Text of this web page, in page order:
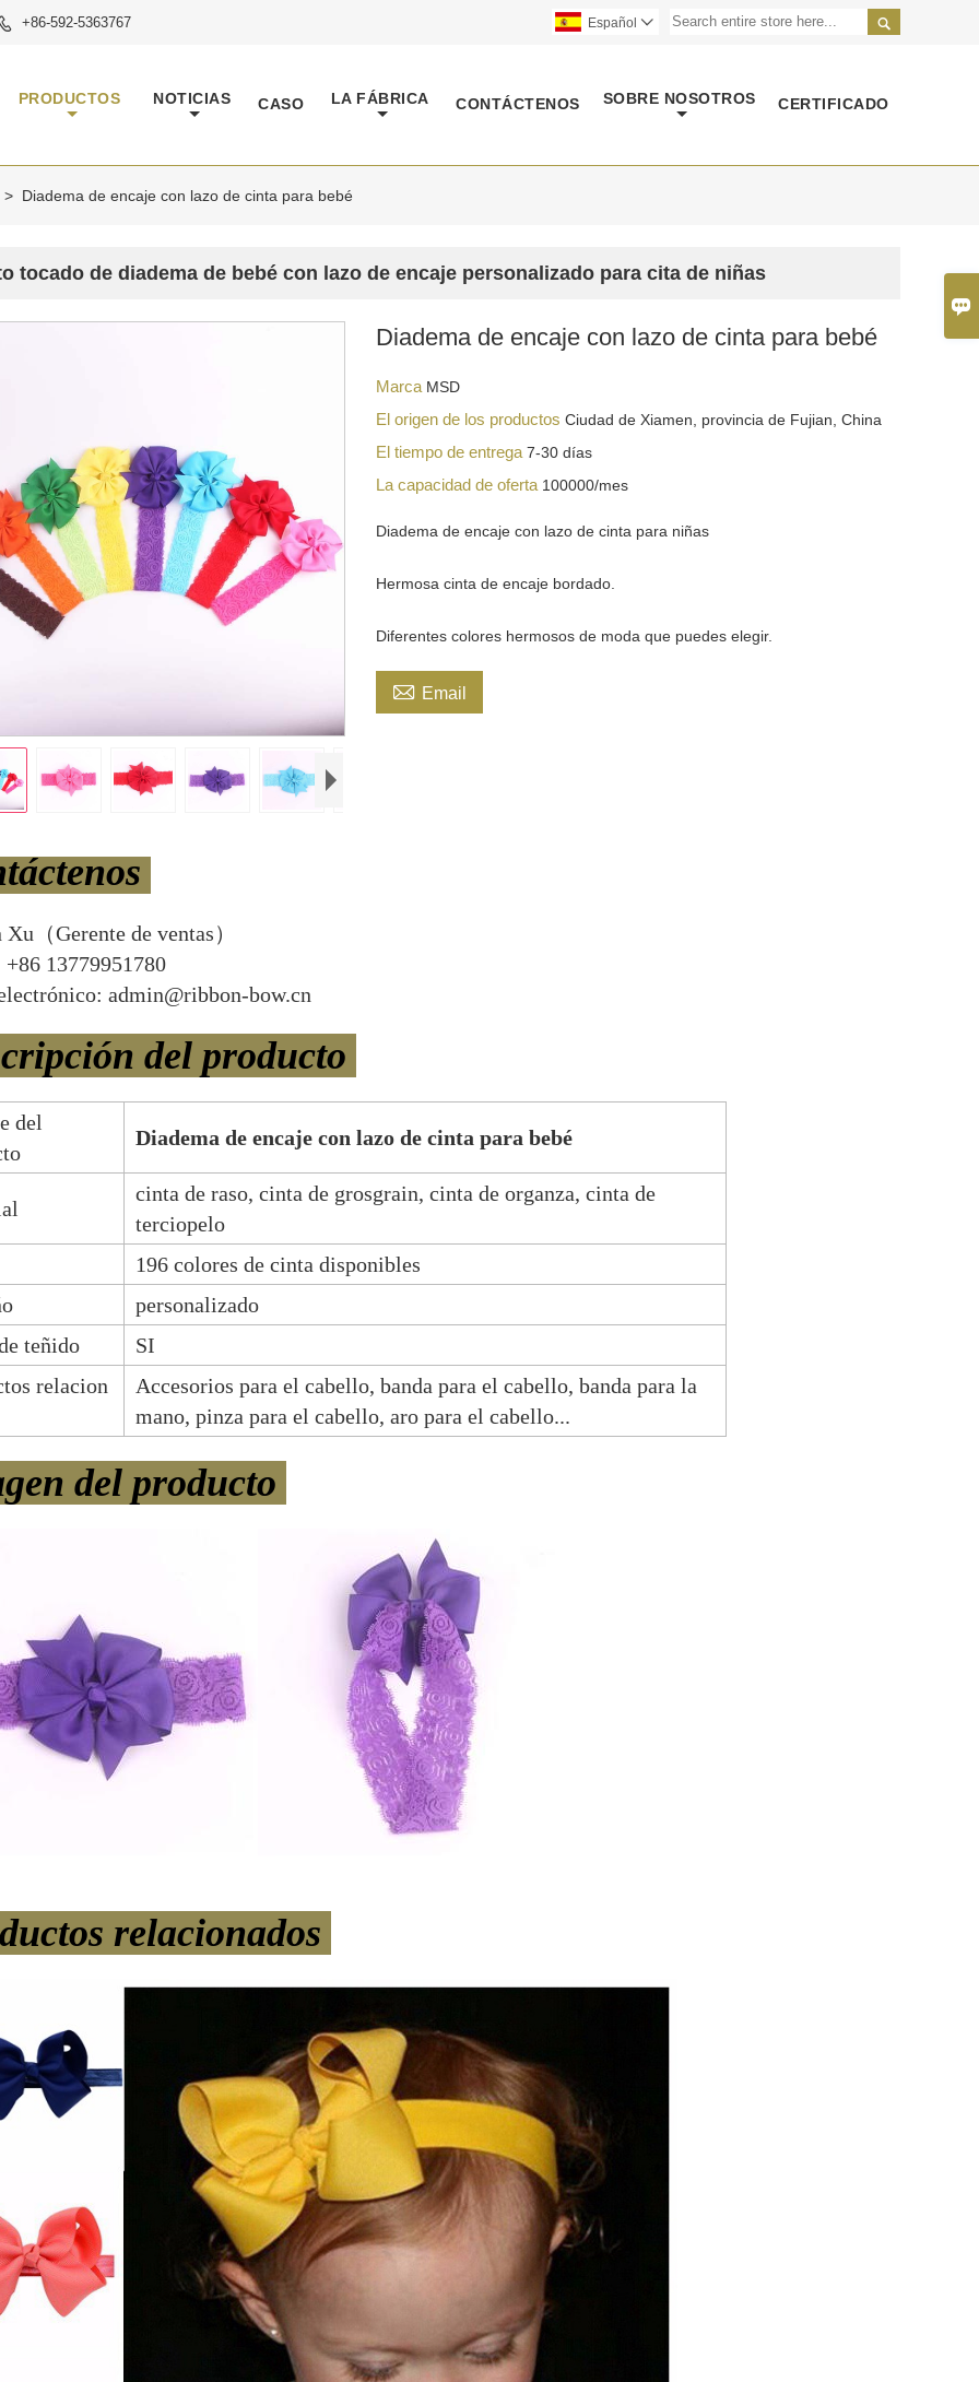

+86-592-5363767 
Español 
PRODUCTOS NOTICIAS CASO LA FÁBRICA CONTÁCTENOS SOBRE NOSOTROS CERTIFICADO
> Diadema de encaje con lazo de cinta para bebé
tocado de diadema de bebé con lazo de encaje personalizado para cita de niñas
Diadema de encaje con lazo de cinta para bebé
Marca MSD
El origen de los productosCiudad de Xiamen, provincia de Fujian, China
El tiempo de entrega7-30 días
La capacidad de oferta 100000/mes
Diadema de encaje con lazo de cinta para niñas
Hermosa cinta de encaje bordado.
Diferentes colores hermosos de moda que puedes elegir.
 Email
（Gerente de ventas）
13779951780
admin@ribbon-bow.cn
del producto
del
Diadema de encaje con lazo de cinta para bebé
cinta de raso, cinta de grosgrain, cinta de organza, cinta de
terciopelo
196 colores de cinta disponibles
personalizado
teñido
SI
relacion
Accesorios para el cabello, banda para el cabello, banda para la
mano, pinza para el cabello, aro para el cabello...
del producto
relacionados